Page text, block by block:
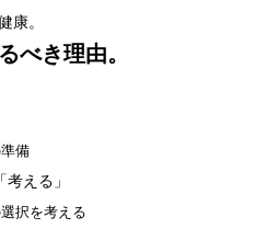
康。
べき理由。
備
考える」
択を考える